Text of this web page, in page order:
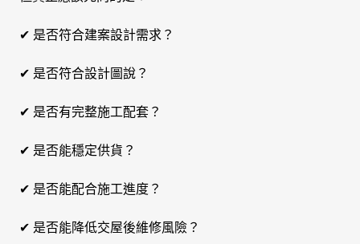
✔ 是否符合建案設計需求？
✔ 是否符合設計圖說？
✔ 是否有完整施工配套？
✔ 是否能穩定供貨？
✔ 是否能配合施工進度？
✔ 是否能降低交屋後維修風險？